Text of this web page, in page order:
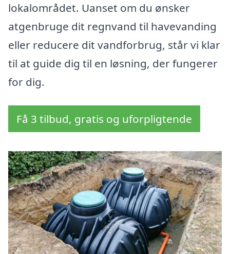
lokalområdet. Uanset om du ønsker
atgenbruge dit regnvand til havevanding
eller reducere dit vandforbrug, står vi klar
til at guide dig til en løsning, der fungerer
for dig.
Få 3 tilbud, gratis og uforpligtende